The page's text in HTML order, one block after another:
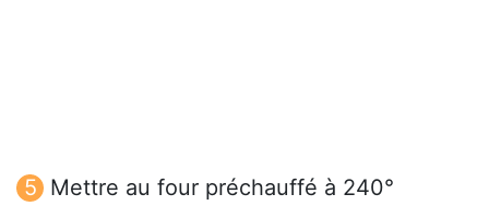
Mettre au four préchauffé à 240°